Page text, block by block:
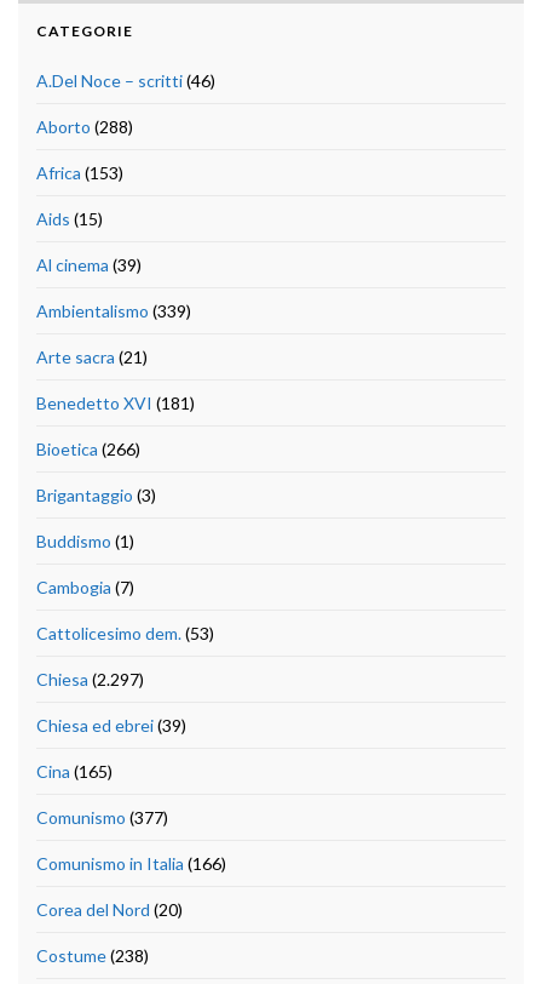
CATEGORIE
A.Del Noce – scritti(46)
Aborto (288)
Africa (153)
Aids (15)
Al cinema (39)
Ambientalismo (339)
Arte sacra (21)
Benedetto XVI (181)
Bioetica (266)
Brigantaggio (3)
Buddismo (1)
Cambogia (7)
Cattolicesimo dem.(53)
Chiesa (2.297)
Chiesa ed ebrei(39)
Cina (165)
Comunismo (377)
Comunismo in Italia (166)
Corea del Nord (20)
Costume(238)